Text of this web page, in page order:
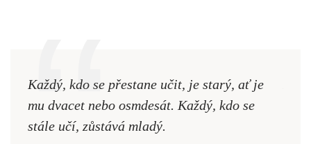
Každý, kdo se přestane učit, je starý, ať je
mu dvacet nebo osmdesát. Každý, kdo se
stále učí, zůstává mladý.